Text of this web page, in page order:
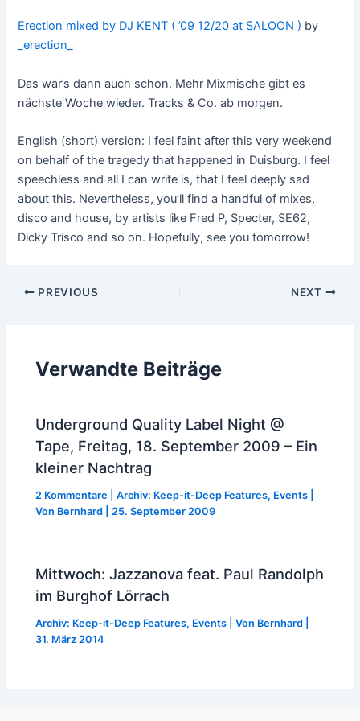
Erection mixed by DJ KENT ( ’09 12/20 at SALOON ) by
_erection_
Das war’s dann auch schon. Mehr Mixmische gibt es
nächste Woche wieder. Tracks & Co. ab morgen.
English (short) version: I feel faint after this very weekend
on behalf of the tragedy that happened in Duisburg. I feel
speechless and all I can write is, that I feel deeply sad
about this. Nevertheless, you’ll find a handful of mixes,
disco and house, by artists like Fred P, Specter, SE62,
Dicky Trisco and so on. Hopefully, see you tomorrow!
Post
PREVIOUS NEXT
Verwandte Beiträge
Underground Quality Label Night @
Tape, Freitag, 18. September 2009 – Ein
kleiner Nachtrag
2 Kommentare |Archiv: Keep-it-Deep Features, Events
Von Bernhard 25. September 2009
Mittwoch: Jazzanova feat. Paul Randolph
im Burghof Lörrach
Archiv: Keep-it-Deep Features, Events | Von Bernhard
31. März 2014